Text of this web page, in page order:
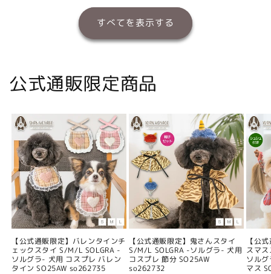
すべてを表示する
公式通販限定商品
【公式通販限定】バレンタインチ
ェックスタイ S/M/L SOLGRA -
ソルグラ- 犬用 コスプレ バレン
タイン SO25AW so262735
【公式通販限定】鬼さんスタイ
S/M/L SOLGRA -ソルグラ- 犬用
コスプレ 節分 SO25AW
so262732
【公
スマ
ソル
マス